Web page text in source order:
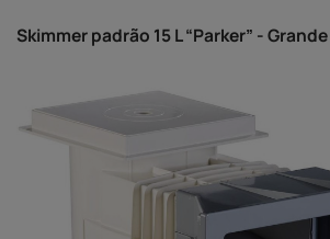
Skimmer padrão 15 L “Parker” -